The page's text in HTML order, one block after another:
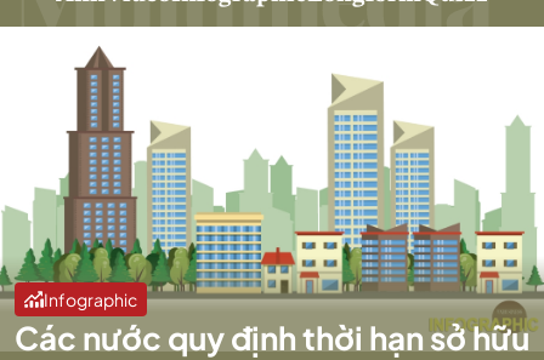
Infographic
Các nước quy định thời hạn sở hữu